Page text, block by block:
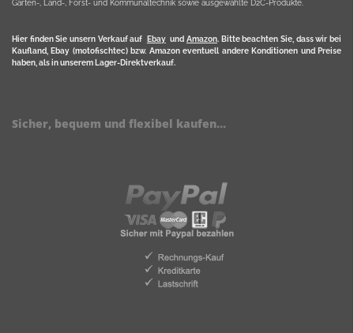
Garten-, Land-, Forst- und Kommunaltechnik sowie ausgewählte D2C-Produkte.
Hier finden Sie unsern Verkauf auf Ebayund Amazon. Bitte beachten Sie, dass wir bei
Kaufland, Ebay (motofischtec) bzw. Amazon eventuell andere Konditionen und Preise
haben, als in unserem Lager-Direktverkauf.
Sicher, bequem und flexibel kaufen...